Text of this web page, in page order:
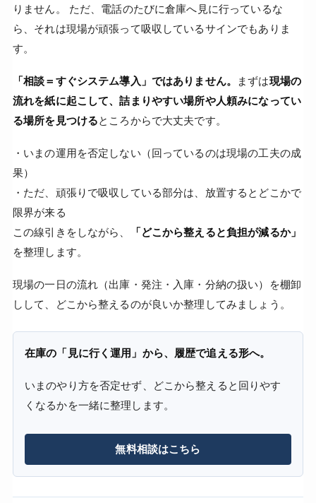
りません。 ただ、電話のたびに倉庫へ見に行っているな
ら、それは現場が頑張って吸収しているサインでもありま
す。
「相談＝すぐシステム導入」ではありません。 まずは現場の
流れを紙に起こして、詰まりやすい場所や人頼みになってい
る場所を見つけるところからで大丈夫です。
・いまの運用を否定しない（回っているのは現場の工夫の成
果）
・ただ、頑張りで吸収している部分は、放置するとどこかで
限界が来る
この線引きをしながら、
「どこから整えると負担が減るか」
を整理します。
現場の一日の流れ（出庫・発注・入庫・分納の扱い）を棚卸
しして、どこから整えるのが良いか整理してみましょう。
在庫の「見に行く運用」から、履歴で追える形へ。
いまのやり方を否定せず、どこから整えると回りやす
くなるかを一緒に整理します。
無料相談はこちら